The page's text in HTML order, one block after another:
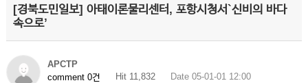
[경북도민일보] 아태이론물리센터, 포항시청서`신비의 바다
속으로’
APCTP
comment 0건
Hit 11,832 Date 05-01-01 12:00